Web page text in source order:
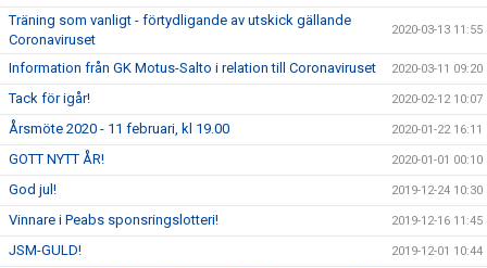
Träning som vanligt - förtydligande av utskick gällande
Coronaviruset
2020-03-13 11:55
Information från GK Motus-Salto i relation till Coronaviruset 2020-03-11 09:20
Tack för igår! 2020-02-12 10:07
Årsmöte 2020 - 11 februari, kl 19.00 2020-01-22 16:11
GOTT NYTT ÅR! 2020-01-01 00:10
God jul! 2019-12-24 10:30
Vinnare i Peabs sponsringslotteri! 2019-12-16 11:45
JSM-GULD! 2019-12-01 10:44